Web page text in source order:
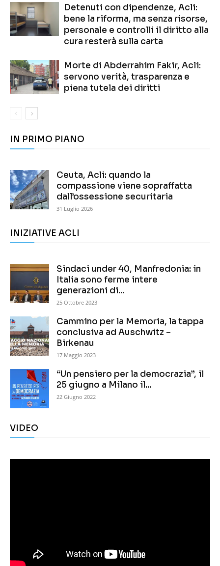
Detenuti con dipendenze, Acli:
bene la riforma, ma senza risorse,
personale e controlli il diritto alla
cura resterà sulla carta
Morte di Abderrahim Fakir, Acli:
servono verità, trasparenza e
piena tutela dei diritti
IN PRIMO PIANO
Ceuta, Acli: quando la
compassione viene sopraffatta
dall’ossessione securitaria
31 Luglio 2026
INIZIATIVE ACLI
Sindaci under 40, Manfredonia: in
Italia sono ferme intere
generazioni di...
25 Ottobre 2023
Cammino per la Memoria, la tappa
conclusiva ad Auschwitz –
Birkenau
17 Maggio 2023
“Un pensiero per la democrazia”, il
25 giugno a Milano il...
22 Giugno 2022
VIDEO